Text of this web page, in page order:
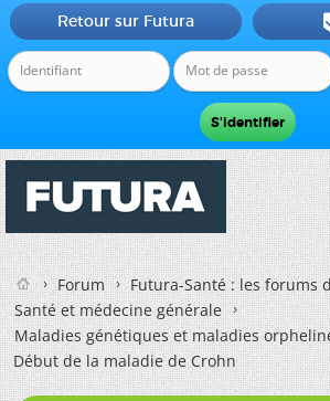
Retour sur Futura
Forum
Futura-Santé : les forums
Santé et médecine générale
Maladies génétiques et maladies
Début de la maladie de Crohn